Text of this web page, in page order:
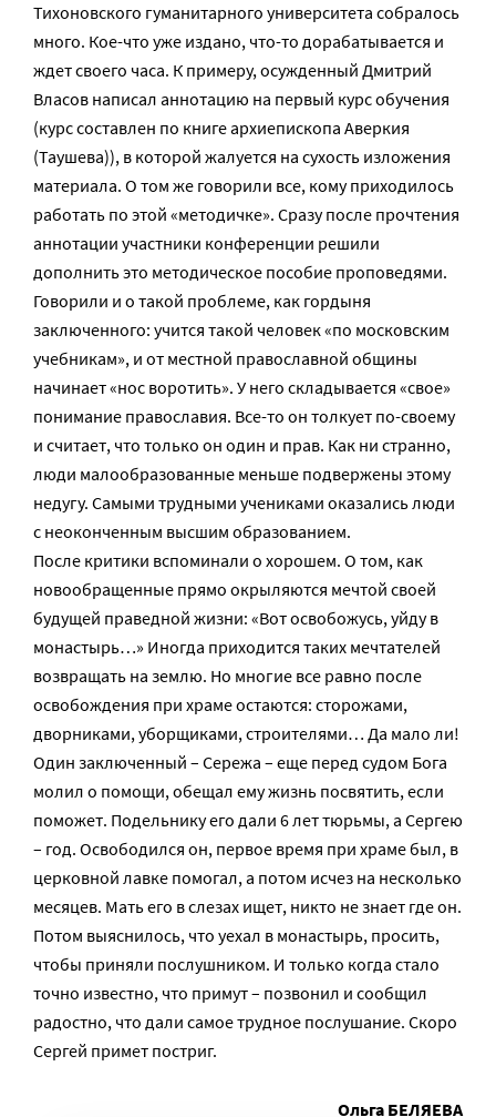
Тихоновского гуманитарного университета собралось
много. Кое-что уже издано, что-то дорабатывается и
ждет своего часа. К примеру, осужденный Дмитрий
Власов написал аннотацию на первый курс обучения
(курс составлен по книге архиепископа Аверкия
(Таушева)), в которой жалуется на сухость изложения
материала. О том же говорили все, кому приходилось
работать по этой «методичке». Сразу после прочтения
аннотации участники конференции решили
дополнить это методическое пособие проповедями.
Говорили и о такой проблеме, как гордыня
заключенного: учится такой человек «по московским
учебникам», и от местной православной общины
начинает «нос воротить». У него складывается «свое»
понимание православия. Все-то он толкует по-своему
и считает, что только он один и прав. Как ни странно,
люди малообразованные меньше подвержены этому
недугу. Самыми трудными учениками оказались люди
с неоконченным высшим образованием.
После критики вспоминали о хорошем. О том, как
новообращенные прямо окрыляются мечтой своей
будущей праведной жизни: «Вот освобожусь, уйду в
монастырь…» Иногда приходится таких мечтателей
возвращать на землю. Но многие все равно после
освобождения при храме остаются: сторожами,
дворниками, уборщиками, строителями… Да мало ли!
Один заключенный – Сережа – еще перед судом Бога
молил о помощи, обещал ему жизнь посвятить, если
поможет. Подельнику его дали 6 лет тюрьмы, а Сергею
– год. Освободился он, первое время при храме был, в
церковной лавке помогал, а потом исчез на несколько
месяцев. Мать его в слезах ищет, никто не знает где он.
Потом выяснилось, что уехал в монастырь, просить,
чтобы приняли послушником. И только когда стало
точно известно, что примут – позвонил и сообщил
радостно, что дали самое трудное послушание. Скоро
Сергей примет постриг.
Ольга БЕЛЯЕВА